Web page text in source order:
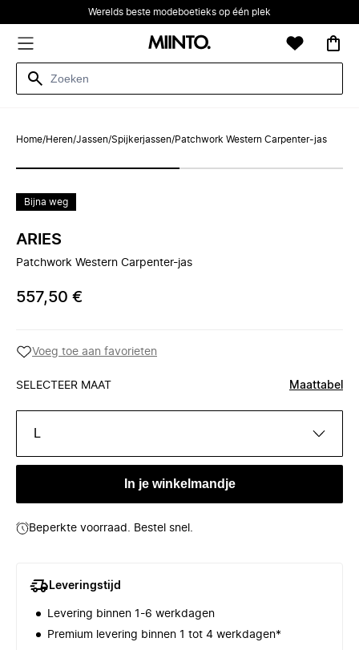
Werelds beste modeboetieks op één plek
Home/Heren/Jassen/Spijkerjassen/Patchwork Western Carpenter-jas
Bijna weg
ARIES
Patchwork Western Carpenter-jas
557,50 €
Voeg toe aan favorieten
SELECTEER MAAT Maattabel
L
In je winkelmandje
Beperkte voorraad. Bestel snel.
Leveringstijd
Levering binnen 1-6 werkdagen
Premium levering binnen 1 tot 4 werkdagen*